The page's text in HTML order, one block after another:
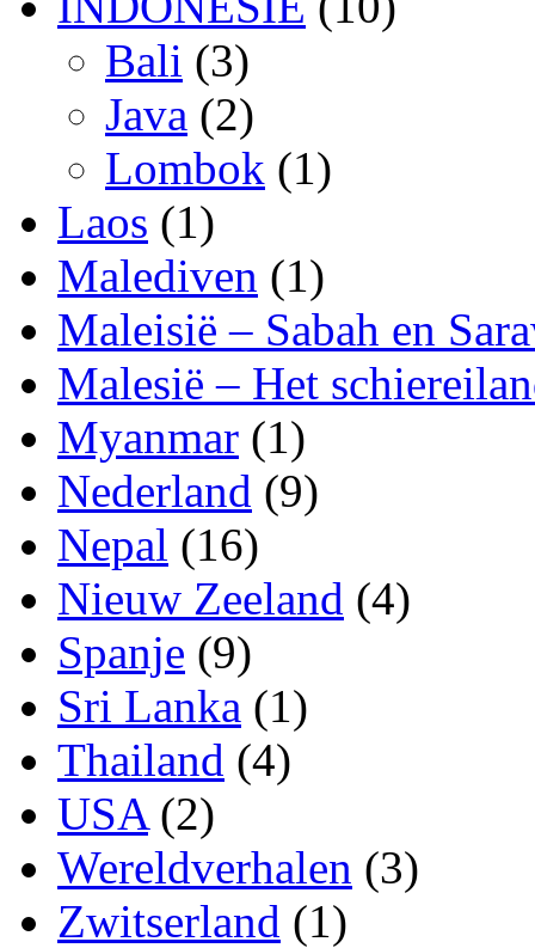
Bali (3)
Java (2)
Lombok (1)
Laos (1)
Malediven (1)
Maleisië – Sabah en
Malesië – Het
Myanmar (1)
Nederland (9)
Nepal (16)
Nieuw Zeeland (4)
Spanje (9)
Sri Lanka (1)
Thailand (4)
USA(2)
Wereldverhalen (3)
Zwitserland (1)